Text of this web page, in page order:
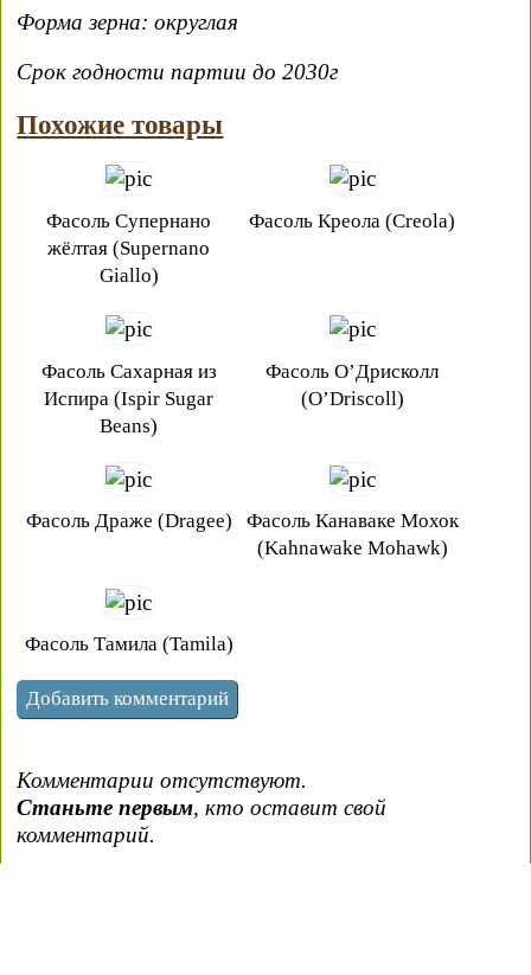
Форма зерна: округлая
Срок годности партии до 2030г
Похожие товары
Фасоль Супернано
жёлтая (Supernano
Giallo)
Фасоль Креола (Creola)
Фасоль Сахарная из
Испира (Ispir Sugar
Beans)
Фасоль О’Дрисколл
(O’Driscoll)
Фасоль Драже (Dragee)
Фасоль Канаваке Мохок
(Kahnawake Mohawk)
Фасоль Тамила (Tamila)
Комментарии отсутствуют.
Станьте первым, кто оставит свой
комментарий.